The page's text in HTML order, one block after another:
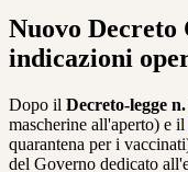
Nuovo Decreto
indicazioni
Dopo il Decreto-legge n.
mascherine all'aperto) e il
quarantena per i
del Governo dedicato